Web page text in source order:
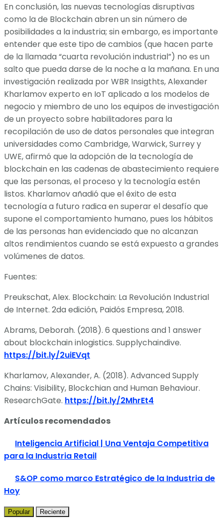
En conclusión, las nuevas tecnologías disruptivas
como la de Blockchain abren un sin número de
posibilidades a la industria; sin embargo, es importante
entender que este tipo de cambios (que hacen parte
de la llamada “cuarta revolución industrial”) no es un
salto que pueda darse de la noche a la mañana. En una
investigación realizada por WBR Insigthts, Alexander
Kharlamov experto en IoT aplicado a los modelos de
negocio y miembro de uno los equipos de investigación
de un proyecto sobre habilitadores para la
recopilación de uso de datos personales que integran
universidades como Cambridge, Warwick, Surrey y
UWE, afirmó que la adopción de la tecnología de
blockchain en las cadenas de abastecimiento requiere
que las personas, el proceso y la tecnología estén
listos. Kharlamov añadió que el éxito de esta
tecnología a futuro radica en superar el desafío que
supone el comportamiento humano, pues los hábitos
de las personas han evidenciado que no alcanzan
altos rendimientos cuando se está expuesto a grandes
volúmenes de datos.
Fuentes:
Preukschat, Alex. Blockchain: La Revolución Industrial
de Internet. 2da edición, Paidós Empresa, 2018.
Abrams, Deborah. (2018). 6 questions and 1 answer
about blockchain inlogistics. Supplychaindive.
https://bit.ly/2uiEVqt
Kharlamov, Alexander, A. (2018). Advanced Supply
Chains: Visibility, Blockchian and Human Behaviour.
ResearchGate. https://bit.ly/2MhrEt4
Artículos recomendados
Inteligencia Artificial | Una Ventaja Competitiva
para la Industria Retail
S&OP como marco Estratégico de la Industria de
Hoy
Popular Reciente